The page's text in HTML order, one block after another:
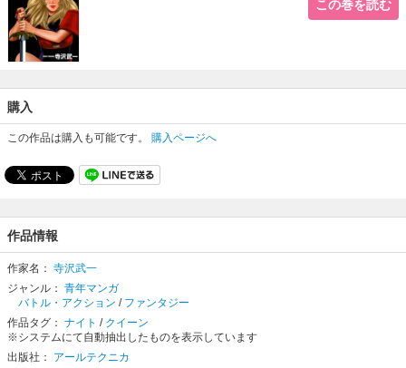
この巻を読む
購入
この作品は購入も可能です。 購入ページへ
作品情報
作家名： 寺沢武一
ジャンル： 青年マンガ
バトル・アクション / ファンタジー
作品タグ： ナイト / クイーン
※システムにて自動抽出したものを表示しています
出版社： アールテクニカ